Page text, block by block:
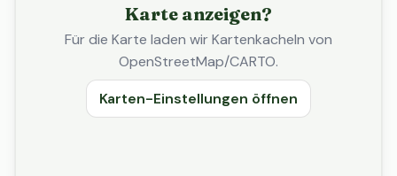
Karte anzeigen?
Für die Karte laden wir Kartenkacheln von
OpenStreetMap/CARTO.
Karten-Einstellungen öffnen